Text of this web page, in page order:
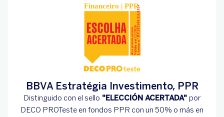
BBVA Estratégia Investimento, PPR
Distinguido con el sello "ELECCIÓN ACERTADA" por
DECO PROTeste en fondos PPR con un 50% o más en